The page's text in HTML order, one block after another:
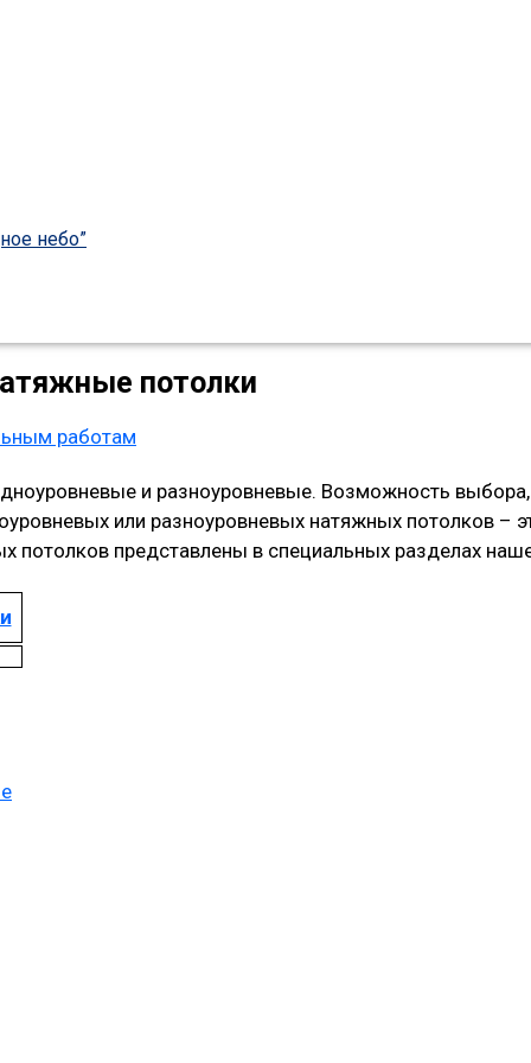
небо”
потолки
работам
и разноуровневые. Возможность выбора,
или разноуровневых натяжных потолков –
потолков представлены в специальных разделах